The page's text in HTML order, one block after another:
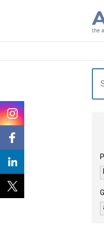
the